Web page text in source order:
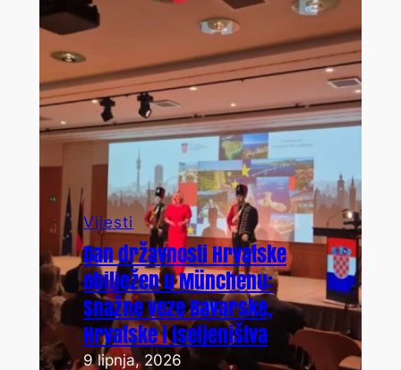
Vijesti
Dan državnosti Hrvatske
obilježen u Münchenu:
Snažne veze Bavarske,
Hrvatske i iseljeništva
9 lipnja, 2026